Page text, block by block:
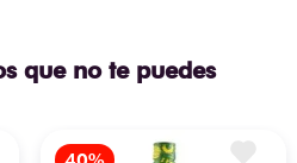
que no te puedes